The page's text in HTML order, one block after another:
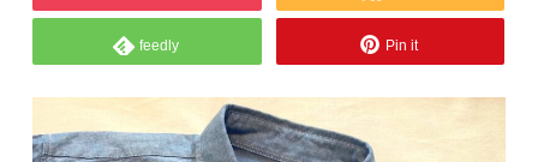
feedly Pin it